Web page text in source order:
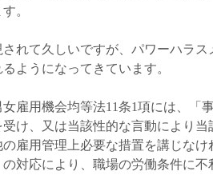
。
れて久しいですが、パワーハラス
ようになってきています。
雇用機会均等法11条1項には、「
け、又は当該性的な言動により当
雇用管理上必要な措置を講じなけ
対応により、職場の労働条件に不